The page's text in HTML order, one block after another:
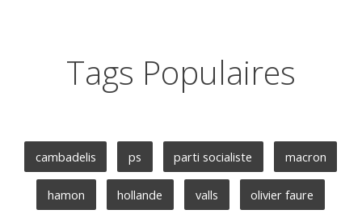
Tags Populaires
cambadelis ps parti socialiste macron
hamon hollande valls olivier faure